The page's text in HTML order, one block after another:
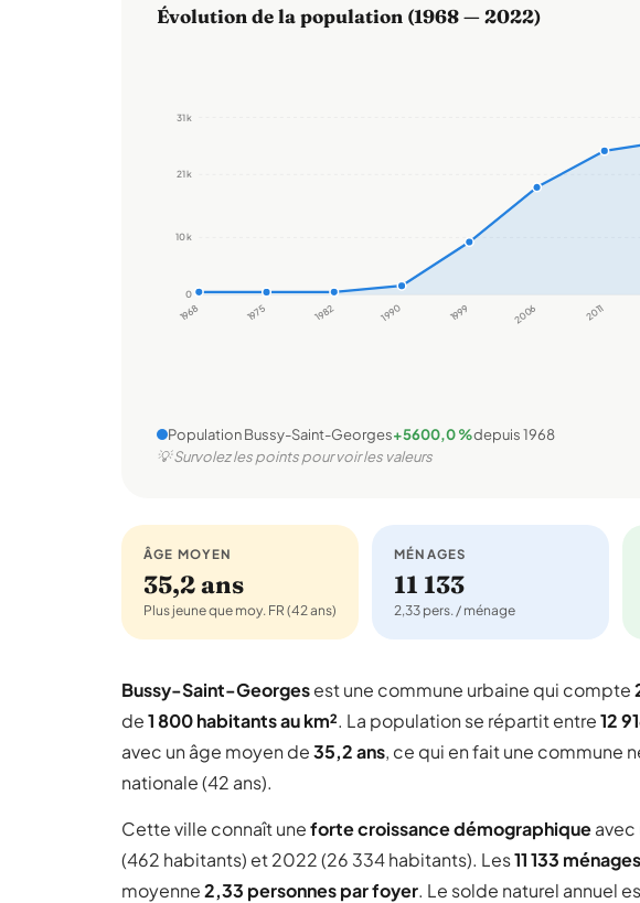
Évolution de la population (1968 — 2022)
0
10 k
21 k
31 k
1968 1975 1982 1990 1999 2006 2011
Population Bussy-Saint-Georges+5600,0 %depuis 1968
💡 Survolez les points pour voir les valeurs
ÂGE MOYEN
35,2 ans
Plus jeune que moy. FR (42 ans)
MÉNAGES
11 133
2,33 pers. / ménage
Bussy-Saint-Georgesest une commune urbaine qui compte
de1 800 habitants au km². La population se répartit entre12
avec un âge moyen de35,2 ans, ce qui en fait une commune
nationale (42 ans).
Cette ville connaît uneforte croissance démographiqueavec
(462 habitants) et 2022 (26 334 habitants). Les11 133 ménages
moyenne2,33 personnes par foyer. Le solde naturel annuel